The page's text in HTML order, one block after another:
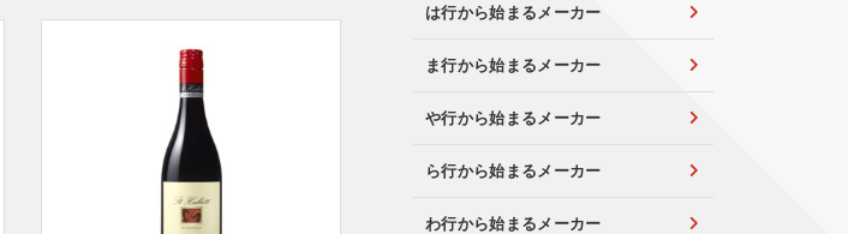
は行から始まるメーカー
ま行から始まるメーカー
や行から始まるメーカー
ら行から始まるメーカー
わ行から始まるメーカー